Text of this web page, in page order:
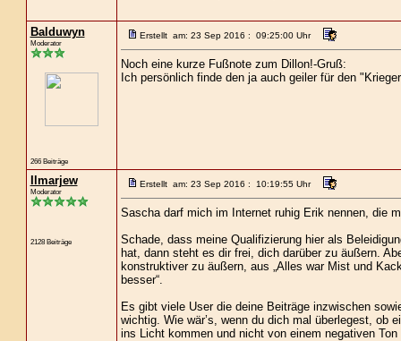
Balduwyn
Moderator
266 Beiträge
Erstellt am: 23 Sep 2016 : 09:25:00 Uhr
Noch eine kurze Fußnote zum Dillon!-Gruß:
Ich persönlich finde den ja auch geiler für den
Ilmarjew
Moderator
2128 Beiträge
Erstellt am: 23 Sep 2016 : 10:19:55 Uhr
Sascha darf mich im Internet ruhig Erik nennen, die
Schade, dass meine Qualifizierung hier als
hat, dann steht es dir frei, dich darüber zu äußern.
konstruktiver zu äußern, aus „Alles war Mist und
besser“.
Es gibt viele User die deine Beiträge inzwischen
wichtig. Wie wär’s, wenn du dich mal überlegest, ob
ins Licht kommen und nicht von einem negativen